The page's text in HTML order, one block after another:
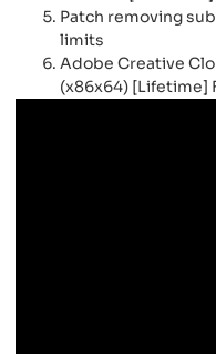
Patch removing
limits
Adobe Creative
(x86x64) [Lifetime]